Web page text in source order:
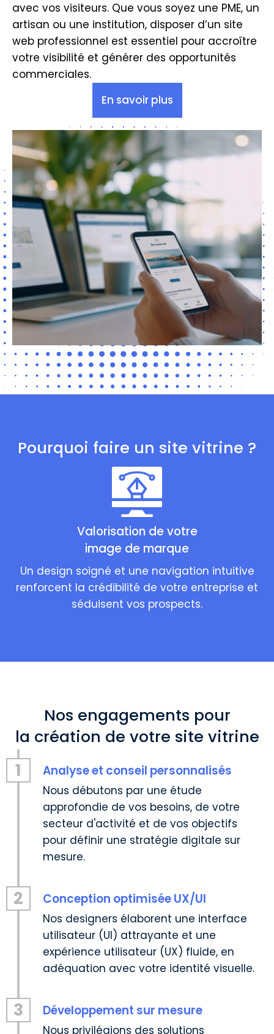
avec vos visiteurs. Que vous soyez une PME, un
artisan ou une institution, disposer d’un site
web professionnel est essentiel pour accroître
votre visibilité et générer des opportunités
commerciales.
En savoir plus
Pourquoi faire un site vitrine ?
Valorisation de votre
image de marque
Un design soigné et une navigation intuitive
renforcent la crédibilité de votre entreprise et
séduisent vos prospects.
Nos engagements pour
la création de votre site vitrine
Analyse et conseil personnalisés
Nous débutons par une étude
approfondie de vos besoins, de votre
secteur d'activité et de vos objectifs
pour définir une stratégie digitale sur
mesure.
1
Conception optimisée UX/UI
Nos designers élaborent une interface
utilisateur (UI) attrayante et une
expérience utilisateur (UX) fluide, en
adéquation avec votre identité visuelle.
2
Développement sur mesure
Nous privilégions des solutions
3